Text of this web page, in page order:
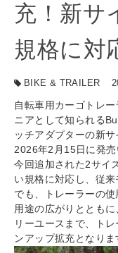
充！新サ
規格に対
BIKE & TRAILER
自転車用カーゴトレ
ニアとして知られる
ッチアダプターの新
2026年2月15日に発売
今回追加された2サイ
い規格に対応し、従
でも、トレーラーの使
用途の広がりととも
リーユースまで、ト
ンアップ拡充となりま